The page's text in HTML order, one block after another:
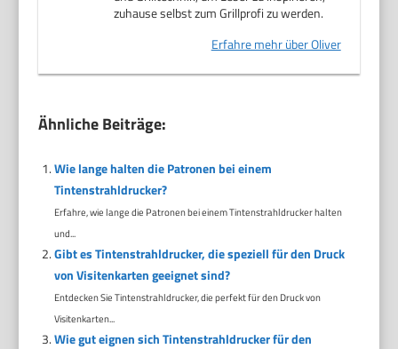
zuhause selbst zum Grillprofi zu werden.
Erfahre mehr über Oliver
Ähnliche Beiträge:
Wie lange halten die Patronen bei einem
Tintenstrahldrucker?
Erfahre, wie lange die Patronen bei einem Tintenstrahldrucker halten
und...
Gibt es Tintenstrahldrucker, die speziell für den Druck
von Visitenkarten geeignet sind?
Entdecken Sie Tintenstrahldrucker, die perfekt für den Druck von
Visitenkarten...
Wie gut eignen sich Tintenstrahldrucker für den